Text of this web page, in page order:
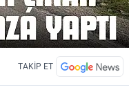
TAKİP ET